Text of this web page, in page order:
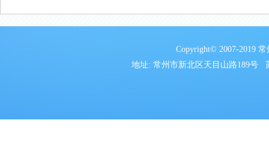
Copyright© 2007-2019
地址: 常州市新北区天目山路189号